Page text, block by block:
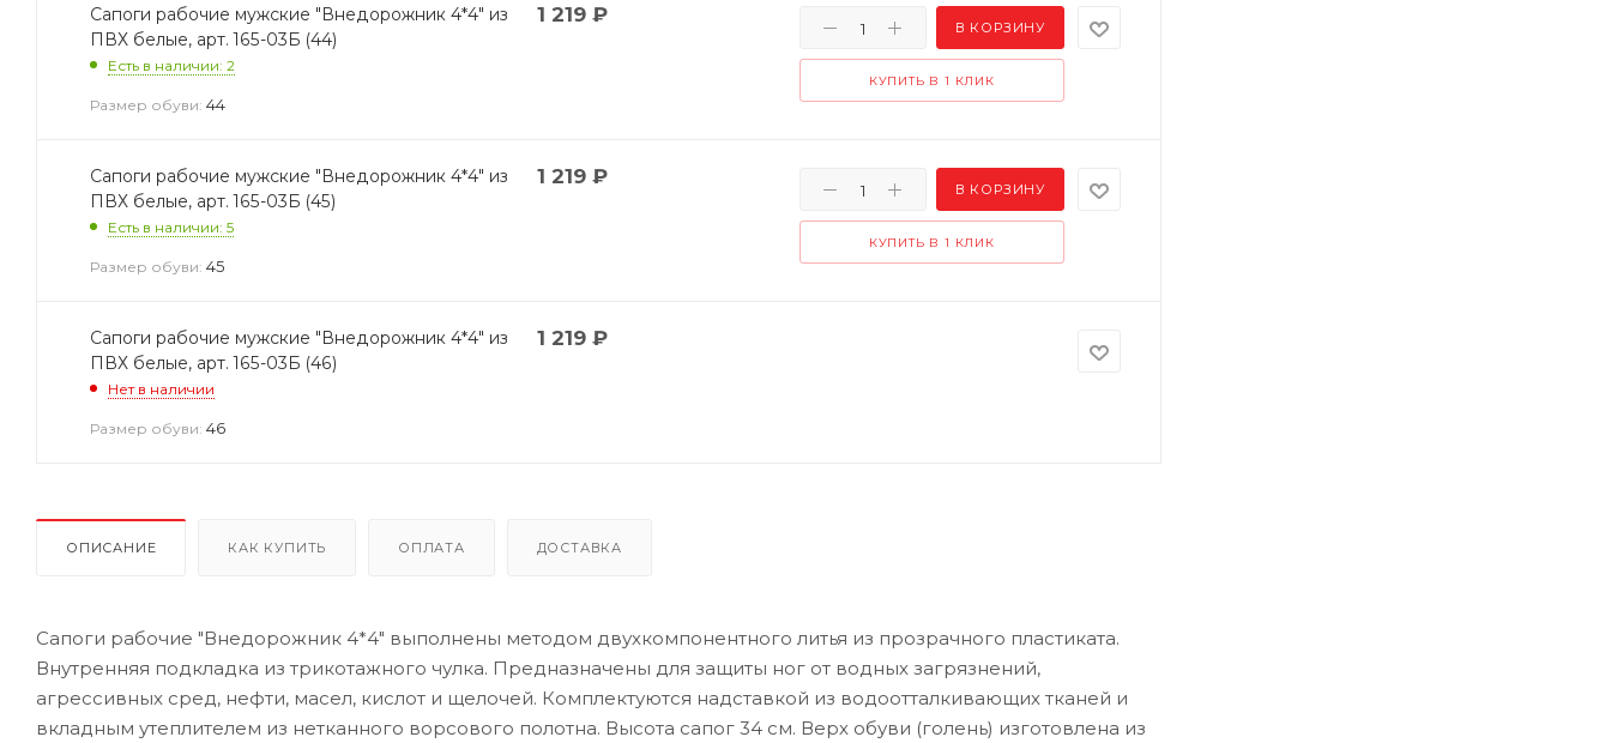
Сапоги рабочие мужские "Внедорожник 4*4" из
ПВХ белые, арт. 165-03Б (44)
Есть в наличии: 2
Размер обуви: 44
1 219₽
В КОРЗИНУ
КУПИТЬ В 1 КЛИК
Сапоги рабочие мужские "Внедорожник 4*4" из
ПВХ белые, арт. 165-03Б (45)
Есть в наличии: 5
Размер обуви: 45
1 219₽
В КОРЗИНУ
КУПИТЬ В 1 КЛИК
Сапоги рабочие мужские "Внедорожник 4*4" из
ПВХ белые, арт. 165-03Б (46)
Нет в наличии
Размер обуви: 46
1 219₽
ОПИСАНИЕ КАК КУПИТЬ ОПЛАТА ДОСТАВКА
Сапоги рабочие "Внедорожник 4*4" выполнены методом двухкомпонентного литья из прозрачного пластиката.
Внутренняя подкладка из трикотажного чулка. Предназначены для защиты ног от водных загрязнений,
агрессивных сред, нефти, масел, кислот и щелочей. Комплектуются надставкой из водоотталкивающих тканей и
вкладным утеплителем из нетканного ворсового полотна. Высота сапог 34 см. Верх обуви (голень) изготовлена из